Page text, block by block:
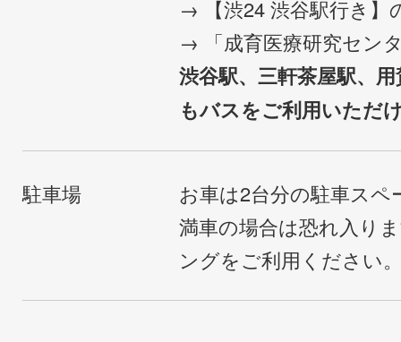
→ 【渋24 渋谷駅行き】
→ 「成育医療研究セン
渋谷駅、三軒茶屋駅、
もバスをご利用いただ
駐車場
お車は2台分の駐車ス
満車の場合は恐れ入り
ングをご利用ください